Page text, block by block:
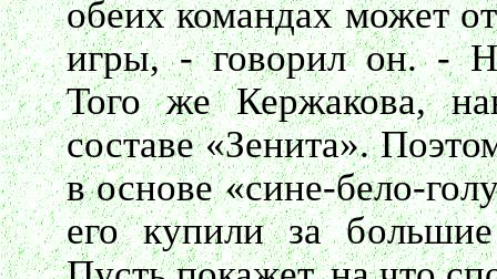
обеих командах может
игры, - говорил он. -
Того же Кержакова,
составе «Зенита».
в основе «сине-бело-
его купили за